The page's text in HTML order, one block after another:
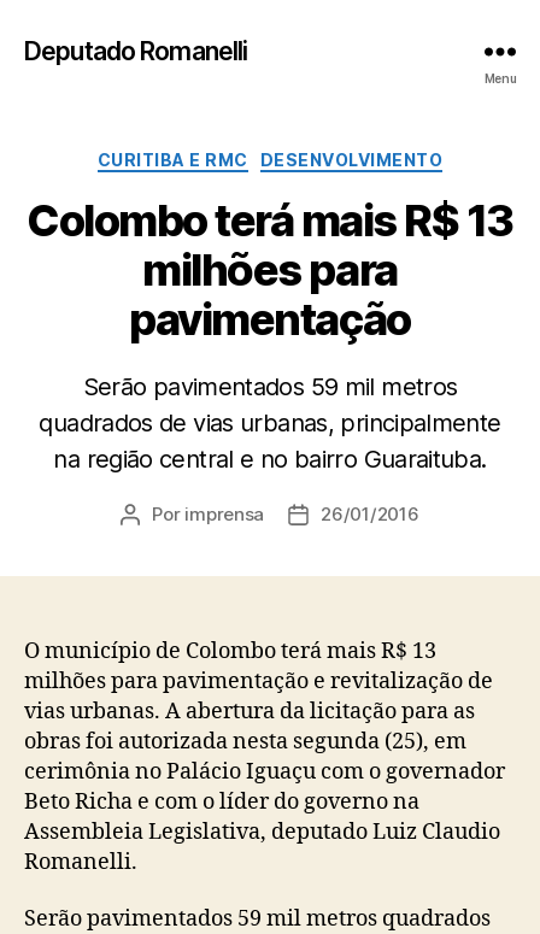
Deputado Romanelli
Menu
Categorias
CURITIBA E RMC DESENVOLVIMENTO
Colombo terá mais R$ 13
milhões para
pavimentação
Serão pavimentados 59 mil metros
quadrados de vias urbanas, principalmente
na região central e no bairro Guaraituba.
Autor
Por imprensa
Data26/01/2016
O município de Colombo terá mais R$ 13
milhões para pavimentação e revitalização de
vias urbanas. A abertura da licitação para as
obras foi autorizada nesta segunda (25), em
cerimônia no Palácio Iguaçu com o governador
Beto Richa e com o líder do governo na
Assembleia Legislativa, deputado Luiz Claudio
Romanelli.
Serão pavimentados 59 mil metros quadrados